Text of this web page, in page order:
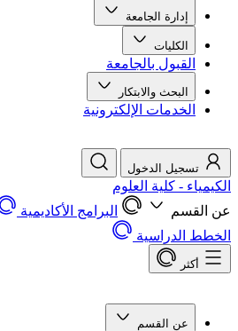
إدارة الجامعة
الكليات
القبول بالجامعة
البحث والابتكار
الخدمات الإلكترونية
تسجيل الدخول
الكيمياء - كلية العلوم
عن القسم
البرامج الأكاديمية
الخطط الدراسية
أكثر
عن القسم